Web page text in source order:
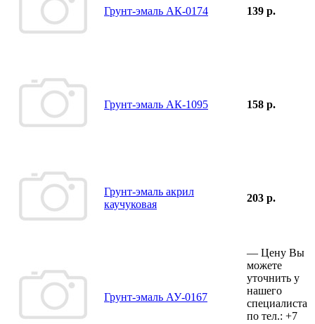
Грунт-эмаль АК-0174 139 р.
Грунт-эмаль АК-1095 158 р.
Грунт-эмаль акрил
каучуковая
203 р.
Грунт-эмаль АУ-0167
— Цену Вы
можете
уточнить у
нашего
специалиста
по тел.: +7